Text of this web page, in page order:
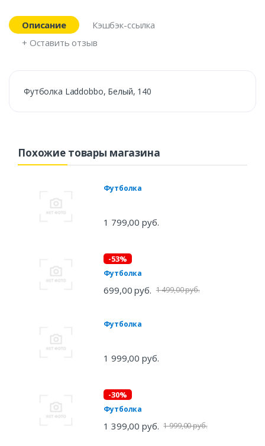
Описание
Кэшбэк-ссылка
+ Оставить отзыв
Футболка Laddobbo, Белый, 140
Похожие товары магазина
Футболка
1 799,00 руб.
-53%
Футболка
699,00 руб. 1 499,00 руб.
Футболка
1 999,00 руб.
-30%
Футболка
1 399,00 руб. 1 999,00 руб.